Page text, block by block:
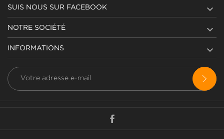
SUIS NOUS SUR FACEBOOK 
NOTRE SOCIÉTÉ 
INFORMATIONS 